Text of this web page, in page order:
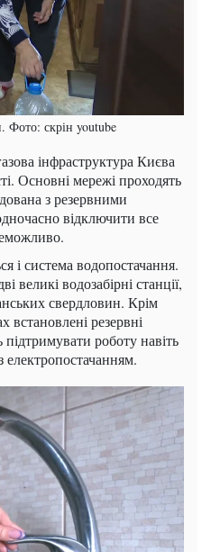
Фото: скрін youtube
інфраструктура Києва
Основні мережі проходять
з резервними
відключити все
і система водопостачання.
великі водозабірні станції,
свердловин. Крім
встановлені резервні
роботу навіть
електропостачанням.